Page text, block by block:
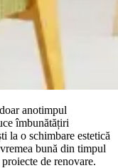
anotimpul
îmbunătățiri
la o schimbare estetică
bună din timpul
de renovare.